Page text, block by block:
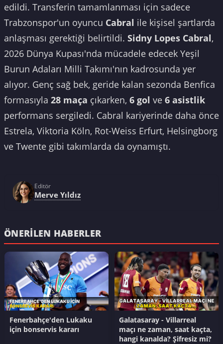
edildi. Transferin tamamlanması için sadece
Trabzonspor'un oyuncu Cabral ile kişisel şartlarda
anlaşması gerektiği belirtildi. Sidny Lopes Cabral,
2026 Dünya Kupası'nda mücadele edecek Yeşil
Burun Adaları Milli Takımı'nın kadrosunda yer
alıyor. Genç sağ bek, geride kalan sezonda Benfica
formasıyla 28 maça çıkarken, 6 gol ve 6 asistlik
performans sergiledi. Cabral kariyerinde daha önce
Estrela, Viktoria Köln, Rot-Weiss Erfurt, Helsingborg
ve Twente gibi takımlarda da oynamıştı.
Editör
Merve Yıldız
ÖNERILEN HABERLER
Fenerbahçe'den Lukaku
için bonservis kararı
Galatasaray - Villarreal
maçı ne zaman, saat kaçta,
hangi kanalda? Şifresiz mi?